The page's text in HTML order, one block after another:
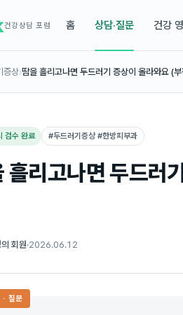
건강상담 포럼 홈 상담·질문 건강
증상›땀을 흘리고나면 두드러기 증상이 올라와요 (
검수 완료 #두드러기증상 #한방피부과
흘리고나면 두드러
회원·2026.06.12
· 질문